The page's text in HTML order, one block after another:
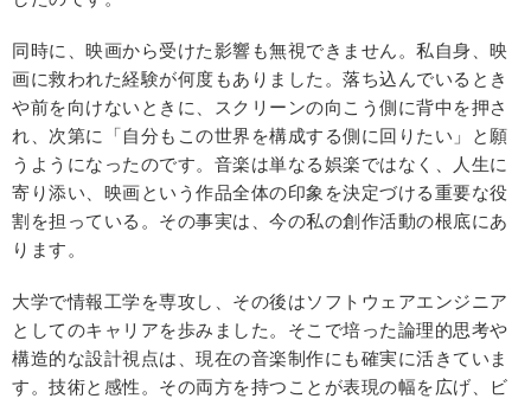
同時に、映画から受けた影響も無視できません。私自身、映
画に救われた経験が何度もありました。落ち込んでいるとき
や前を向けないときに、スクリーンの向こう側に背中を押さ
れ、次第に「自分もこの世界を構成する側に回りたい」と願
うようになったのです。音楽は単なる娯楽ではなく、人生に
寄り添い、映画という作品全体の印象を決定づける重要な役
割を担っている。その事実は、今の私の創作活動の根底にあ
ります。
大学で情報工学を専攻し、その後はソフトウェアエンジニア
としてのキャリアを歩みました。そこで培った論理的思考や
構造的な設計視点は、現在の音楽制作にも確実に活きていま
す。技術と感性。その両方を持つことが表現の幅を広げ、ビ